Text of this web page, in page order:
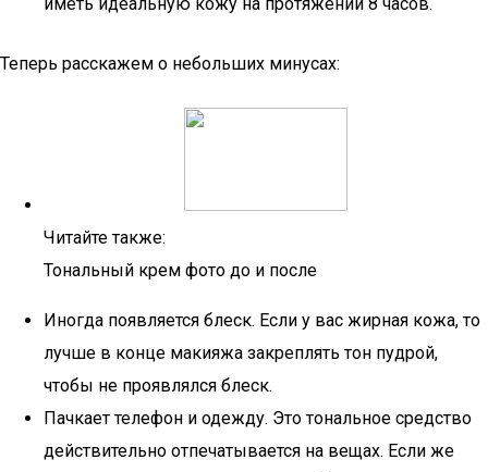
Теперь расскажем о небольших минусах:
Читайте также:
Тональный крем фото до и после
Иногда появляется блеск. Если у вас жирная кожа, то
лучше в конце макияжа закреплять тон пудрой,
чтобы не проявлялся блеск.
Пачкает телефон и одежду. Это тональное средство
действительно отпечатывается на вещах. Если же